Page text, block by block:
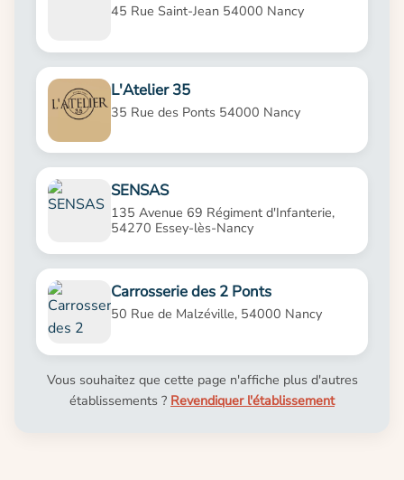
45 Rue Saint-Jean 54000 Nancy
L'Atelier 35
35 Rue des Ponts 54000 Nancy
SENSAS
135 Avenue 69 Régiment d'Infanterie,
54270 Essey-lès-Nancy
Carrosserie des 2 Ponts
50 Rue de Malzéville, 54000 Nancy
Vous souhaitez que cette page n'affiche plus d'autres
établissements ? Revendiquer l'établissement